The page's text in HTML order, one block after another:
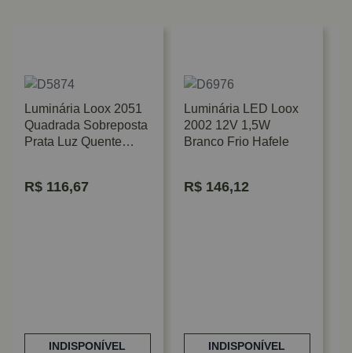
Luminária Loox 2051
Quadrada Sobreposta
Prata Luz Quente
R$ 116,67
INDISPONÍVEL
Luminária LED Loox
2002 12V 1,5W
Branco Frio Hafele
R$ 146,12
INDISPONÍVEL